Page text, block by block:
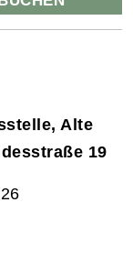
Alte
19